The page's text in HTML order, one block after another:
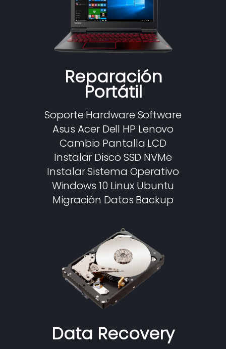
Reparación
Portátil
Soporte Hardware Software
Asus Acer Dell HP Lenovo
Cambio Pantalla LCD
Instalar Disco SSD NVMe
Instalar Sistema Operativo
Windows 10 Linux Ubuntu
Migración Datos Backup
Data Recovery